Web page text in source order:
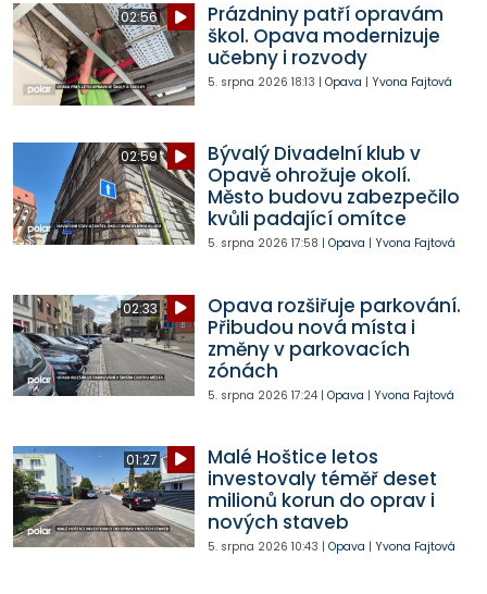
02:56
Prázdniny patří opravám
škol. Opava modernizuje
učebny i rozvody
5. srpna 2026 18:13 | Opava | Yvona Fajtová
02:59
Bývalý Divadelní klub v
Opavě ohrožuje okolí.
Město budovu zabezpečilo
kvůli padající omítce
5. srpna 2026 17:58 | Opava | Yvona Fajtová
02:33
Opava rozšiřuje parkování.
Přibudou nová místa i
změny v parkovacích
zónách
5. srpna 2026 17:24| Opava | Yvona Fajtová
01:27
Malé Hoštice letos
investovaly téměř deset
milionů korun do oprav i
nových staveb
5. srpna 2026 10:43 | Opava | Yvona Fajtová